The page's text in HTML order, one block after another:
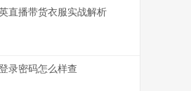
直播带货衣服实战解析
录密码怎么样查